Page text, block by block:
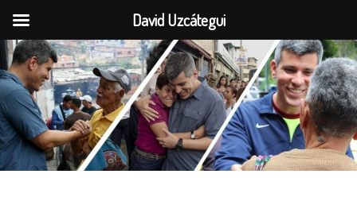
Saltar
al
contenido
David Uzcátegui